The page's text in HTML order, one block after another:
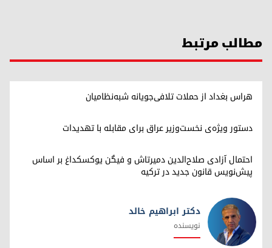
مطالب مرتبط
هراس بغداد از حملات تلافی‌جویانه شبه‌نظامیان
دستور ویژه‌ی نخست‌وزیر عراق برای مقابله با تهدیدات
احتمال آزادی صلاح‌الدین دمیرتاش و فیگن یوکسکداغ بر اساس
پیش‌نویس قانون جدید در ترکیه
دکتر ابراهیم خالد
نویسنده